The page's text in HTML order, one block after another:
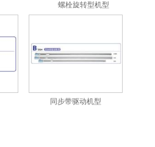
螺栓旋转型机型
同步带驱动机型